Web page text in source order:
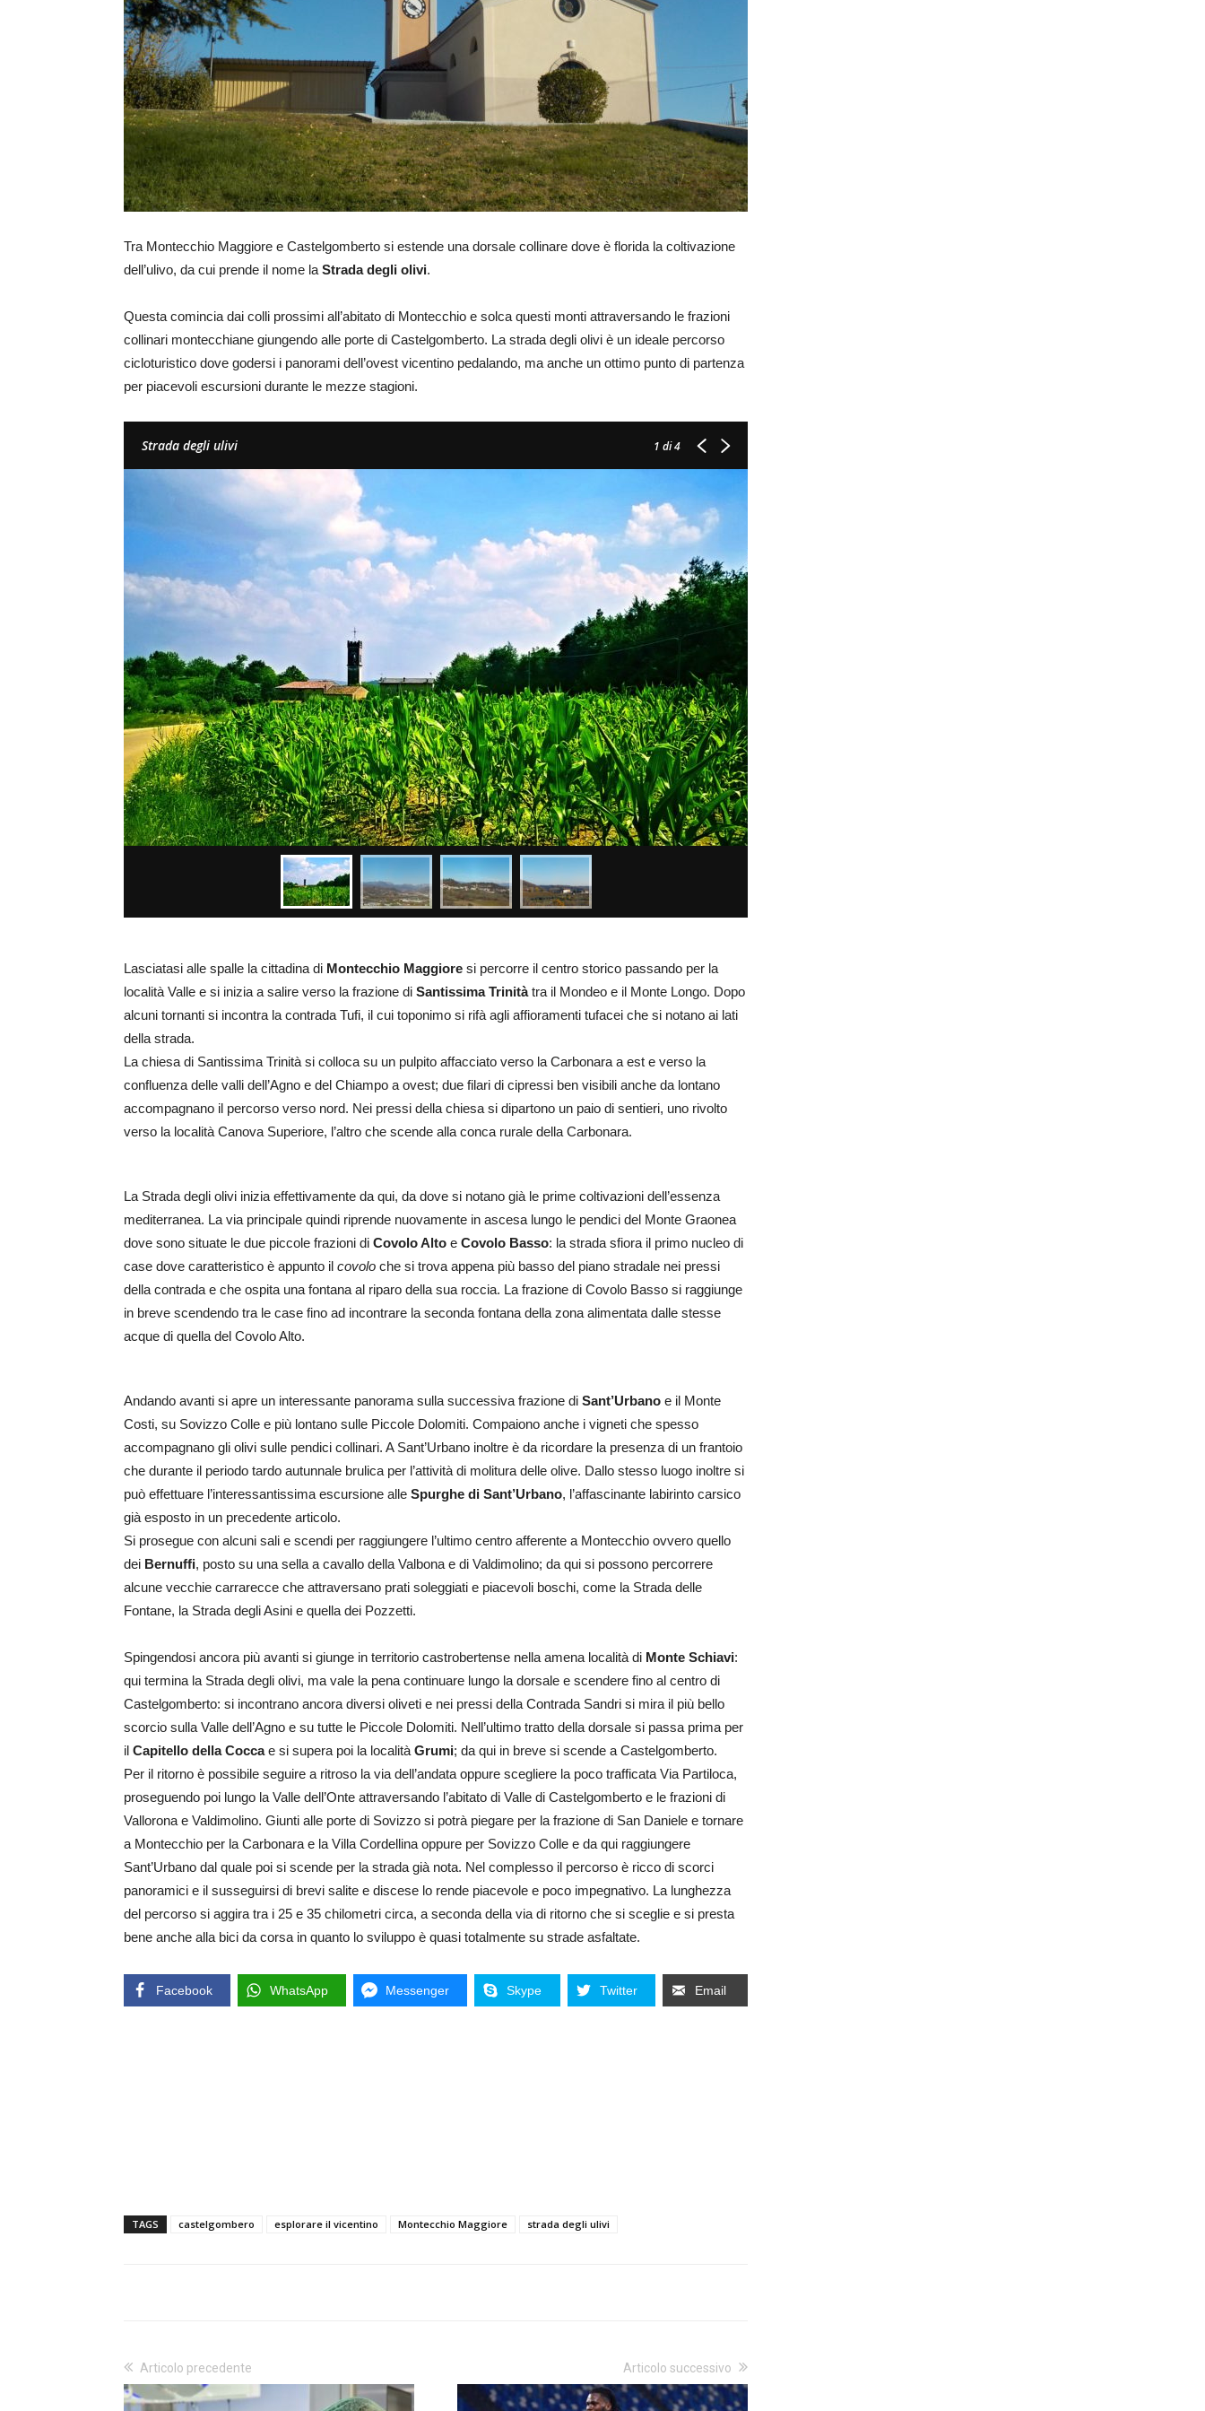
Tra Montecchio Maggiore e Castelgomberto si estende una dorsale collinare dove è florida la coltivazione
dell’ulivo, da cui prende il nome la Strada degli olivi.
Questa comincia dai colli prossimi all’abitato di Montecchio e solca questi monti attraversando le frazioni
collinari montecchiane giungendo alle porte di Castelgomberto. La strada degli olivi è un ideale percorso
cicloturistico dove godersi i panorami dell’ovest vicentino pedalando, ma anche un ottimo punto di partenza
per piacevoli escursioni durante le mezze stagioni.
Strada degli ulivi 1 di 4
Lasciatasi alle spalle la cittadina di Montecchio Maggiore si percorre il centro storico passando per la
località Valle e si inizia a salire verso la frazione di Santissima Trinitàtra il Mondeo e il Monte Longo. Dopo
alcuni tornanti si incontra la contrada Tufi, il cui toponimo si rifà agli affioramenti tufacei che si notano ai lati
della strada.
La chiesa di Santissima Trinità si colloca su un pulpito affacciato verso la Carbonara a est e verso la
confluenza delle valli dell’Agno e del Chiampo a ovest; due filari di cipressi ben visibili anche da lontano
accompagnano il percorso verso nord. Nei pressi della chiesa si dipartono un paio di sentieri, uno rivolto
verso la località Canova Superiore, l’altro che scende alla conca rurale della Carbonara.
La Strada degli olivi inizia effettivamente da qui, da dove si notano già le prime coltivazioni dell’essenza
mediterranea. La via principale quindi riprende nuovamente in ascesa lungo le pendici del Monte Graonea
dove sono situate le due piccole frazioni di Covolo Alto e Covolo Basso: la strada sfiora il primo nucleo di
case dove caratteristico è appunto il covolo che si trova appena più basso del piano stradale nei pressi
della contrada e che ospita una fontana al riparo della sua roccia. La frazione di Covolo Basso si raggiunge
in breve scendendo tra le case fino ad incontrare la seconda fontana della zona alimentata dalle stesse
acque di quella del Covolo Alto.
Andando avanti si apre un interessante panorama sulla successiva frazione di Sant’Urbano e il Monte
Costi, su Sovizzo Colle e più lontano sulle Piccole Dolomiti. Compaiono anche i vigneti che spesso
accompagnano gli olivi sulle pendici collinari. A Sant’Urbano inoltre è da ricordare la presenza di un frantoio
che durante il periodo tardo autunnale brulica per l’attività di molitura delle olive. Dallo stesso luogo inoltre si
può effettuare l’interessantissima escursione alle Spurghe di Sant’Urbano, l’affascinante labirinto carsico
già esposto in un precedente articolo.
Si prosegue con alcuni sali e scendi per raggiungere l’ultimo centro afferente a Montecchio ovvero quello
dei Bernuffi, posto su una sella a cavallo della Valbona e di Valdimolino; da qui si possono percorrere
alcune vecchie carrarecce che attraversano prati soleggiati e piacevoli boschi, come la Strada delle
Fontane, la Strada degli Asini e quella dei Pozzetti.
Spingendosi ancora più avanti si giunge in territorio castrobertense nella amena località di Monte Schiavi:
qui termina la Strada degli olivi, ma vale la pena continuare lungo la dorsale e scendere fino al centro di
Castelgomberto: si incontrano ancora diversi oliveti e nei pressi della Contrada Sandri si mira il più bello
scorcio sulla Valle dell’Agno e su tutte le Piccole Dolomiti. Nell’ultimo tratto della dorsale si passa prima per
il Capitello della Coccae si supera poi la località Grumi; da qui in breve si scende a Castelgomberto.
Per il ritorno è possibile seguire a ritroso la via dell’andata oppure scegliere la poco trafficata Via Partiloca,
proseguendo poi lungo la Valle dell’Onte attraversando l’abitato di Valle di Castelgomberto e le frazioni di
Vallorona e Valdimolino. Giunti alle porte di Sovizzo si potrà piegare per la frazione di San Daniele e tornare
a Montecchio per la Carbonara e la Villa Cordellina oppure per Sovizzo Colle e da qui raggiungere
Sant’Urbano dal quale poi si scende per la strada già nota. Nel complesso il percorso è ricco di scorci
panoramici e il susseguirsi di brevi salite e discese lo rende piacevole e poco impegnativo. La lunghezza
del percorso si aggira tra i 25 e 35 chilometri circa, a seconda della via di ritorno che si sceglie e si presta
bene anche alla bici da corsa in quanto lo sviluppo è quasi totalmente su strade asfaltate.
Facebook WhatsApp Messenger Skype Twitter Email
TAGS castelgombero esplorare il vicentino Montecchio Maggiore strada degli ulivi
Articolo precedente Articolo successivo